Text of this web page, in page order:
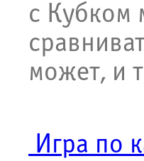
с Кубком
может, и
Игра по